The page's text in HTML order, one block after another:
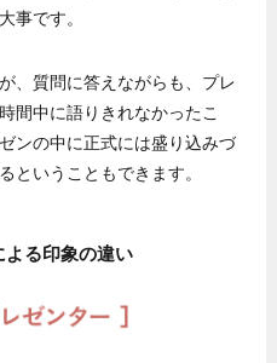
事です。
、質問に答えながらも、プレ
間中に語りきれなかったこ
ンの中に正式には盛り込みづ
ということもできます。
よる印象の違い